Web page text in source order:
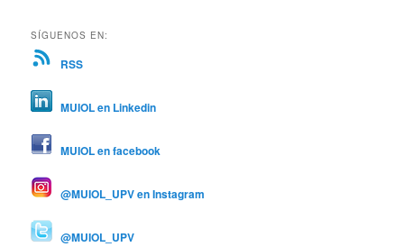
SÍGUENOS EN:
RSS
MUIOL en Linkedin
MUIOL en facebook
@MUIOL_UPV en Instagram
@MUIOL_UPV